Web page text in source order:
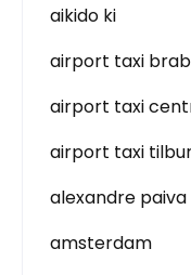
aikido ki
airport taxi
airport taxi
airport taxi
alexandre paiva
amsterdam